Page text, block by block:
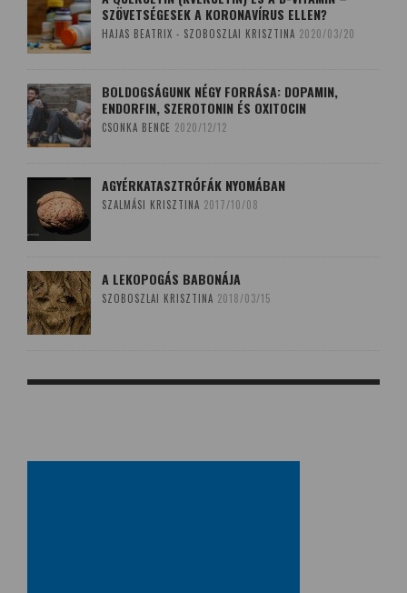
SZÖVETSÉGESEK A KORONAVÍRUS ELLEN?
HAJAS BEATRIX - SZOBOSZLAI KRISZTINA 2020/03/20
BOLDOGSÁGUNK NÉGY FORRÁSA: DOPAMIN,
ENDORFIN, SZEROTONIN ÉS OXITOCIN
CSONKA BENCE 2020/12/12
AGYÉRKATASZTRÓFÁK NYOMÁBAN
SZALMÁSI KRISZTINA 2017/10/08
A LEKOPOGÁS BABONÁJA
SZOBOSZLAI KRISZTINA 2018/03/15